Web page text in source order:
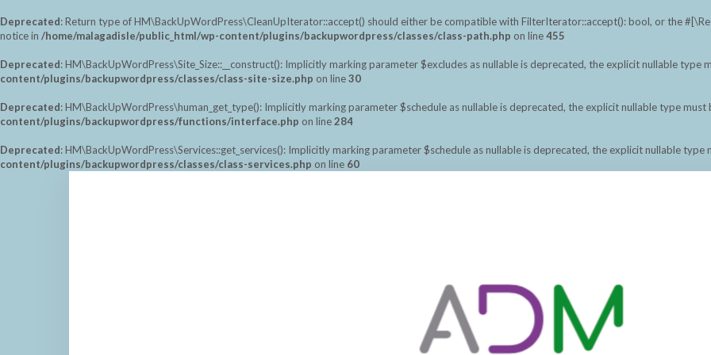
Deprecated: Return type of HM\BackUpWordPress\CleanUpIterator::accept() should either be compatible with FilterIterator::accept(): bool, or the
notice in /home/malagadisle/public_html/wp-content/plugins/backupwordpress/classes/class-path.php on line455
Deprecated: HM\BackUpWordPress\Site_Size::__construct(): Implicitly marking parameter $excludes as nullable is deprecated, the explicit nullable type
content/plugins/backupwordpress/classes/class-site-size.php on line30
Deprecated: HM\BackUpWordPress\human_get_type(): Implicitly marking parameter $schedule as nullable is deprecated, the explicit nullable type must
content/plugins/backupwordpress/functions/interface.php on line284
Deprecated: HM\BackUpWordPress\Services::get_services(): Implicitly marking parameter $schedule as nullable is deprecated, the explicit nullable type
content/plugins/backupwordpress/classes/class-services.php on line 60